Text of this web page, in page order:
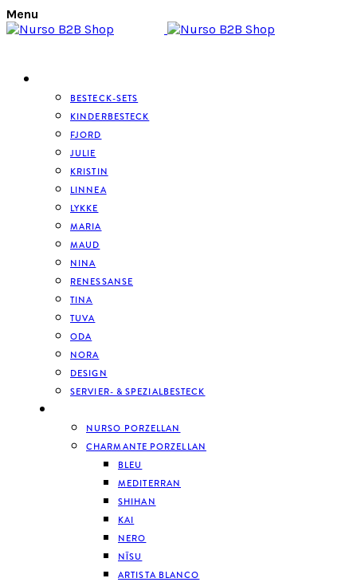
Menu
BESTECK-SETS
KINDERBESTECK
FJORD
JULIE
KRISTIN
LINNEA
LYKKE
MARIA
MAUD
NINA
RENESSANSE
TINA
TUVA
ODA
NORA
DESIGN
SERVIER- & SPEZIALBESTECK
NURSO PORZELLAN
CHARMANTE PORZELLAN
BLEU
MEDITERRAN
SHIHAN
KAI
NERO
NĪSU
ARTISTA BLANCO